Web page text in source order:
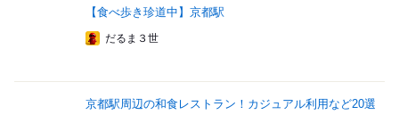
【食べ歩き珍道中】京都駅
だるま３世
京都駅周辺の和食レストラン！カジュアル利用など20選